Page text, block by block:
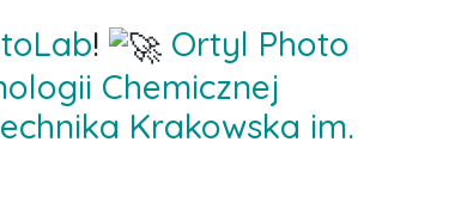
!
Ortyl Photo
Chemicznej
Krakowska im.